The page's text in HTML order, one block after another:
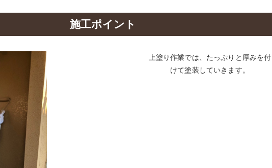
施工ポイント
上塗り作業では、たっぷりと厚みを付
けて塗装していきます。